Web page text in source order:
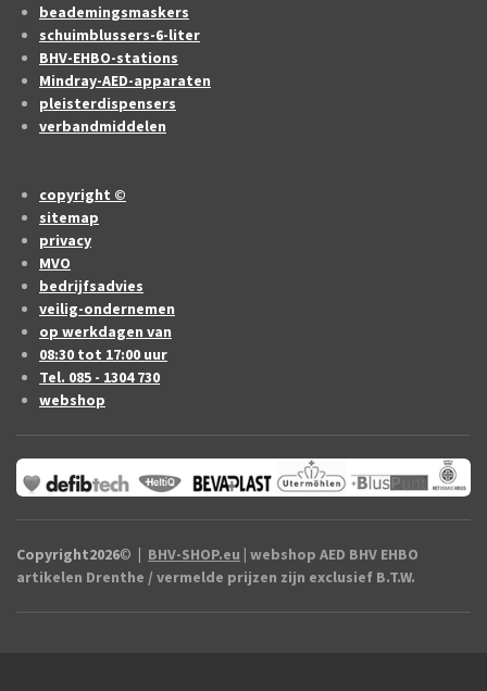
beademingsmaskers
schuimblussers-6-liter
BHV-EHBO-stations
Mindray-AED-apparaten
pleisterdispensers
verbandmiddelen
copyright ©
sitemap
privacy
MVO
bedrijfsadvies
veilig-ondernemen
op werkdagen van
08:30 tot 17:00 uur
Tel. 085 - 1304 730
webshop
Copyright2026© | BHV-SHOP.eu | webshop AED BHV EHBO
artikelen Drenthe / vermelde prijzen zijn exclusief B.T.W.